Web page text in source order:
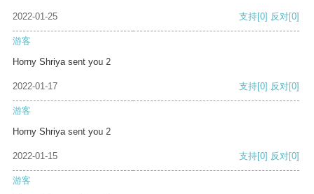
2022-01-25 支持[0] 反对[0]
游客
Horny Shriya sent you 2
2022-01-17 支持[0] 反对[0]
游客
Horny Shriya sent you 2
2022-01-15 支持[0] 反对[0]
游客